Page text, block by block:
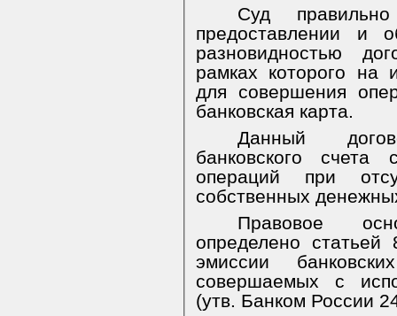
Суд
предоставлении и
разновидностью
рамках которого на
для совершения
банковская карта.
Данный
банковского счета
операций при
собственных
Правовое
определено
эмиссии
совершаемых с
(утв. Банком России